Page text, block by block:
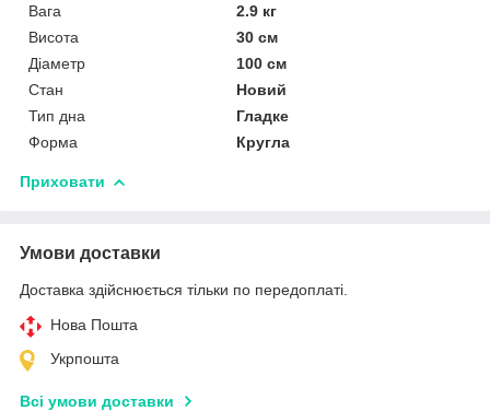
Вага
2.9 кг
Висота
30 см
Діаметр
100 см
Стан
Новий
Тип дна
Гладке
Форма
Кругла
Приховати
Умови доставки
Доставка здійснюється тільки по передоплаті.
Нова Пошта
Укрпошта
Всі умови доставки